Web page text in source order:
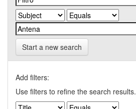
Start a new search
Add filters:
Use filters to refine the search results.